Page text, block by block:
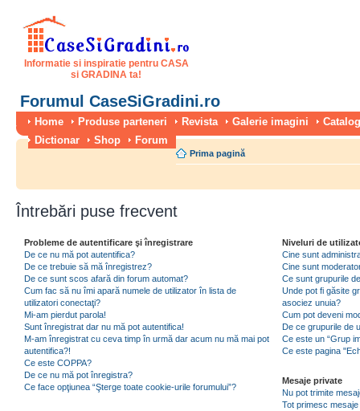
Informatie si inspiratie pentru CASA
si GRADINA ta!
Forumul CaseSiGradini.ro
Home Produse parteneri Revista Galerie imagini
Dictionar
Shop Forum
Prima pagină
Întrebări puse frecvent
Probleme de autentificare şi înregistrare
De ce nu mă pot autentifica?
De ce trebuie să mă înregistrez?
De ce sunt scos afară din forum automat?
Cum fac să nu îmi apară numele de utilizator în lista de
utilizatori conectaţi?
Mi-am pierdut parola!
Sunt înregistrat dar nu mă pot autentifica!
M-am înregistrat cu ceva timp în urmă dar acum nu mă mai pot
autentifica?!
Ce este COPPA?
De ce nu mă pot înregistra?
Ce face opţiunea “Şterge toate cookie-urile forumului”?
Niveluri de
Cine sunt
Cine sunt
Ce sunt grupurile
Unde pot fi găsite
asociez unuia?
Cum pot deveni
De ce grupurile de
Ce este un “Grup
Ce este pagina
Mesaje private
Nu pot trimite
Tot primesc